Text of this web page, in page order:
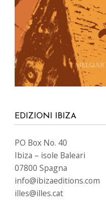
EDIZIONI IBIZA
PO Box No. 40
Ibiza – isole Baleari
07800 Spagna
info@ibizaeditions.com
illes@illes.cat